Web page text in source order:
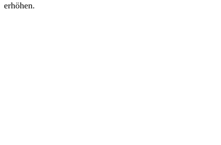
erhöhen.